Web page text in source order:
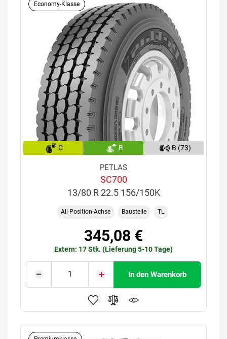
Economy-Klasse
C B B (73)
PETLAS
SC700
13/80 R 22.5 156/150K
All-Position-Achse Baustelle TL
345,08 €
Extern: 17 Stk. (Lieferung 5-10 Tage)
In den Warenkorb